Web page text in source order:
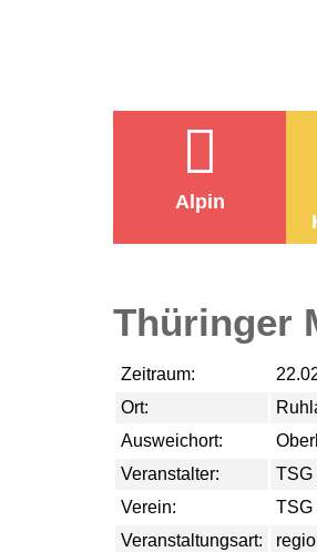
Alpin
Thüringer
Zeitraum:
Ort:
Ausweichort:
Veranstalter:
TSG
Verein:
TSG
Veranstaltungsart: